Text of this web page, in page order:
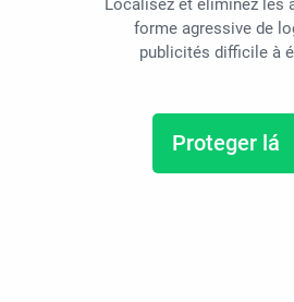
Localisez et éliminez les
forme agressive de
publicités difficile à
Proteger lá